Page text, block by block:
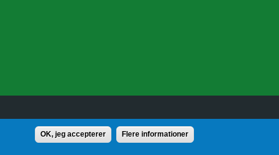
Tlf.: 7228 2804 |Kontakt
OK, jeg accepterer Flere informationer